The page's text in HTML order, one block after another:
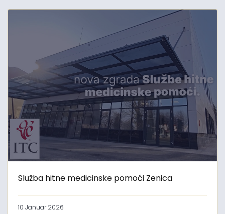
Služba hitne medicinske pomoći Zenica
10 Januar 2026